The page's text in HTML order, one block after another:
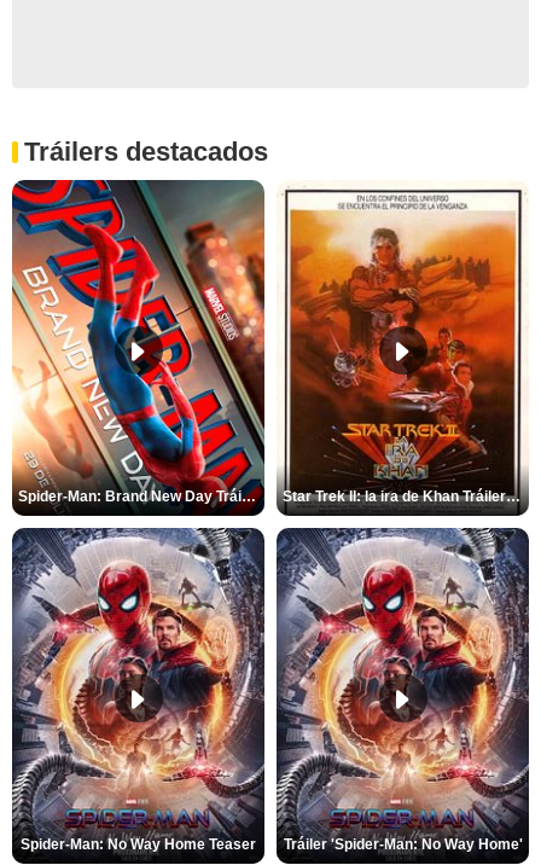
Tráilers destacados
Spider-Man: Brand New Day Tráiler (3) Star Trek II: la ira de Khan Tráiler VO
Spider-Man: No Way Home Teaser Tráiler 'Spider-Man: No Way Home'